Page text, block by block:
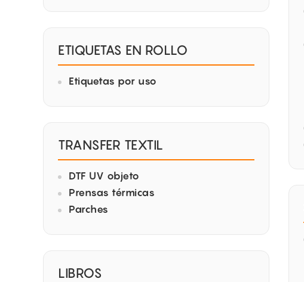
ETIQUETAS EN ROLLO
Etiquetas por uso
TRANSFER TEXTIL
DTF UV objeto
Prensas térmicas
Parches
LIBROS